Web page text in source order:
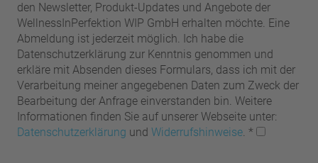
den Newsletter, Produkt-Updates und Angebote der
WellnessInPerfektion WIP GmbH erhalten möchte. Eine
Abmeldung ist jederzeit möglich. Ich habe die
Datenschutzerklärung zur Kenntnis genommen und
erkläre mit Absenden dieses Formulars, dass ich mit der
Verarbeitung meiner angegebenen Daten zum Zweck der
Bearbeitung der Anfrage einverstanden bin. Weitere
Informationen finden Sie auf unserer Webseite unter:
Datenschutzerklärung und Widerrufshinweise. *